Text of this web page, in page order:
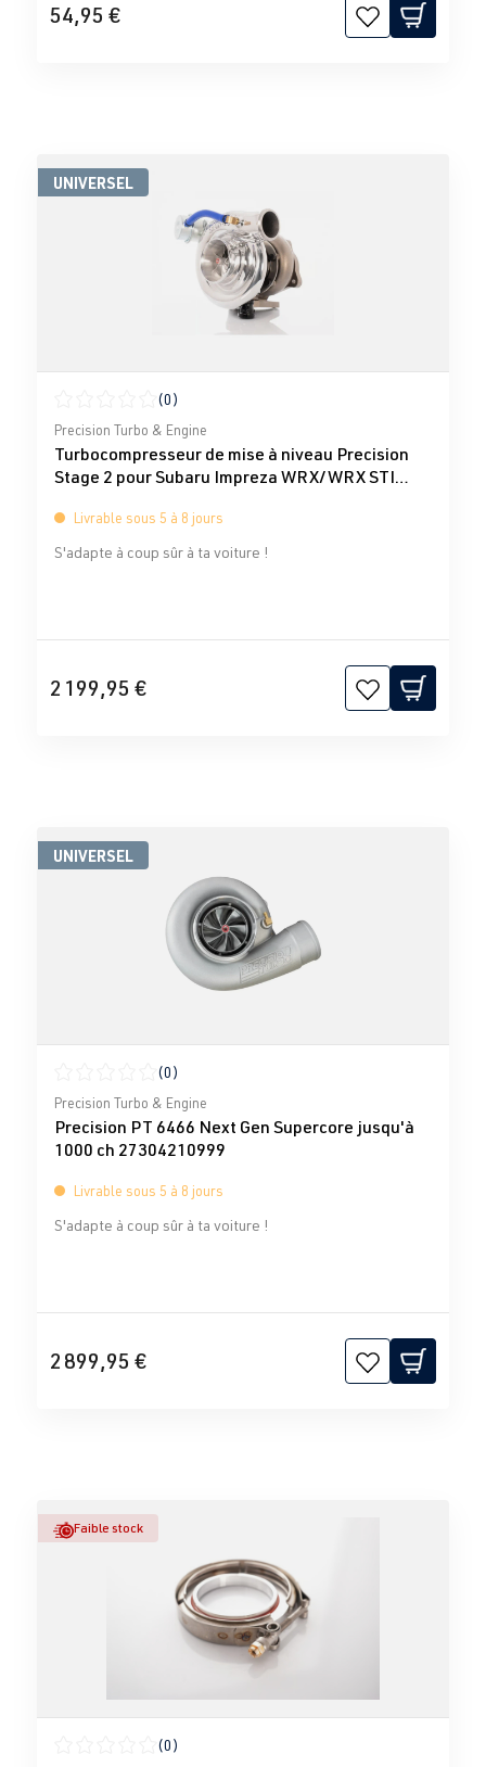
54,95 €
UNIVERSEL
Note moyenne de 0 sur 5 étoiles
(0)
Precision Turbo & Engine
Turbocompresseur de mise à niveau Precision
Stage 2 pour Subaru Impreza WRX/WRX STI
Livrable sous 5 à 8 jours
S'adapte à coup sûr à ta voiture !
2 199,95 €
UNIVERSEL
Note moyenne de 0 sur 5 étoiles
(0)
Precision Turbo & Engine
Precision PT 6466 Next Gen Supercore jusqu'à
1000 ch 27304210999
Livrable sous 5 à 8 jours
S'adapte à coup sûr à ta voiture !
2 899,95 €
Faible stock
(0)